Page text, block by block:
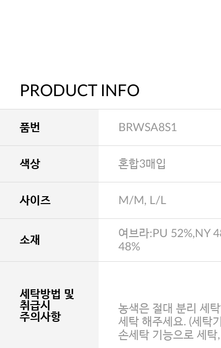
PRODUCT INFO
품번 BRWSA8S1
색상 혼합3매입
사이즈 M/M, L/L
소재
여브라:PU 52%,NY
48%
세탁방법 및
취급시
주의사항
농색은 절대 분리 세
세탁 해주세요. (세탁
손세탁 기능으로 세탁